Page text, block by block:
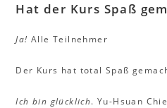
Hat der Kurs Spaß
Ja! Alle Teilnehmer
Der Kurs hat total Spaß
Ich bin glücklich. Yu-Hsuan